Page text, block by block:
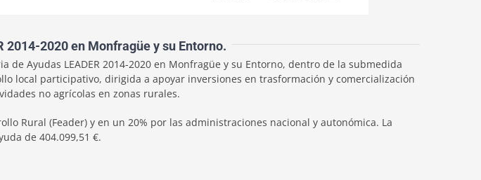
2014-2020 en Monfragüe y su Entorno.
de Ayudas LEADER 2014-2020 en Monfragüe y su Entorno, dentro de la submedida
local participativo, dirigida a apoyar inversiones en trasformación y comercialización
no agrícolas en zonas rurales.
Rural (Feader) y en un 20% por las administraciones nacional y autonómica. La
de 404.099,51 €.